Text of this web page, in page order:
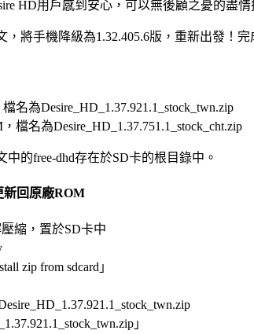
HD用戶感到安心，可以無後顧之憂的盡情
，將手機降級為1.32.405.6版，重新出發！
名為Desire_HD_1.37.921.1_stock_twn.zip
檔名為Desire_HD_1.37.751.1_stock_cht.zip
中的free-dhd存在於SD卡的根目錄中。
新回原廠ROM
縮，置於SD卡中
zip from sdcard」
」